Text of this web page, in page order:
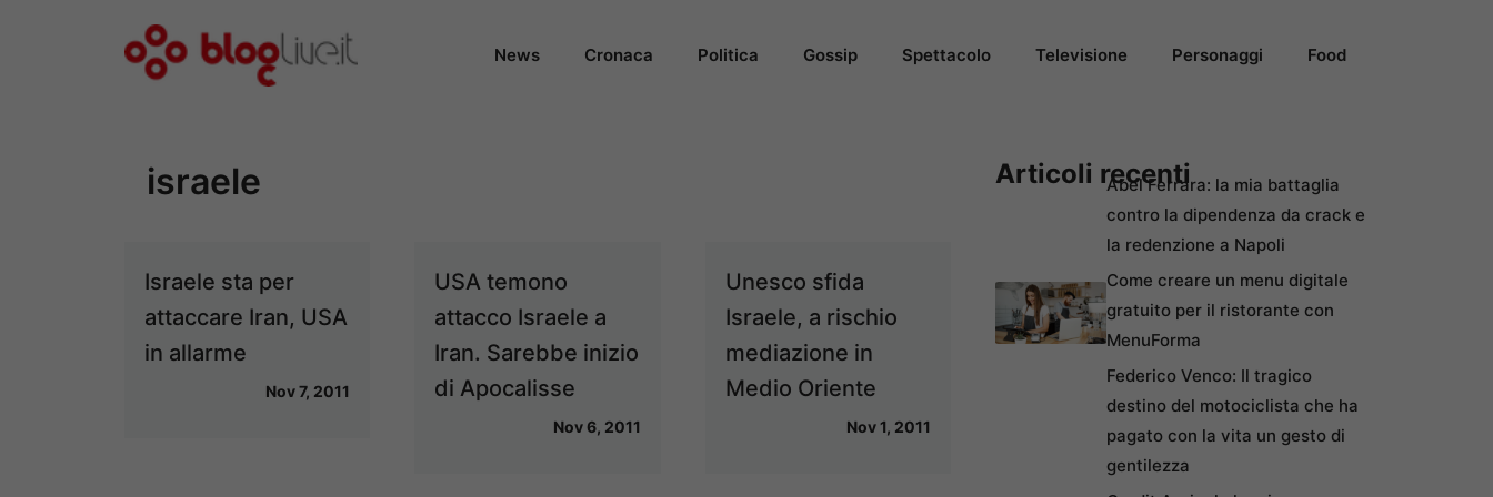
News Cronaca Politica Gossip Spettacolo Televisione Personaggi Food
israele
Israele sta per
attaccare Iran, USA
in allarme
Nov 7, 2011
USA temono
attacco Israele a
Iran. Sarebbe inizio
di Apocalisse
Nov 6, 2011
Unesco sfida
Israele, a rischio
mediazione in
Medio Oriente
Nov 1, 2011
Articoli recentiAbel Ferrara: la mia battaglia
contro la dipendenza da crack e
la redenzione a Napoli
Come creare un menu digitale
gratuito per il ristorante con
MenuForma
Federico Venco: Il tragico
destino del motociclista che ha
pagato con la vita un gesto di
gentilezza